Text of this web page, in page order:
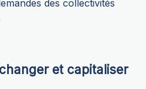
des collectivités
et capitaliser